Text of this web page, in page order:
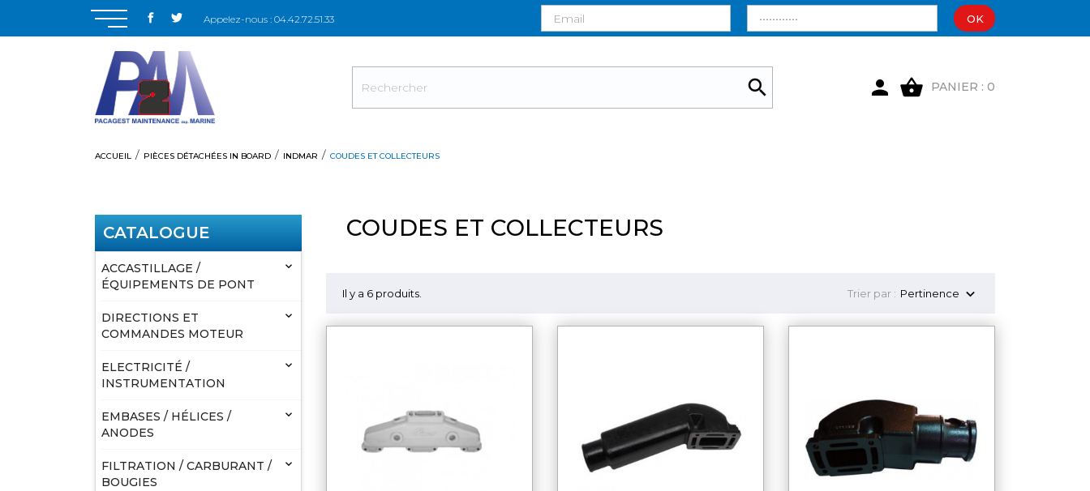
Appelez-nous : 04.42.72.51.33 OK
  shopping_basket PANIER : 0
ACCUEIL PIÈCES DÉTACHÉES IN BOARD INDMAR COUDES ET COLLECTEURS
CATALOGUE
ACCASTILLAGE /
ÉQUIPEMENTS DE PONT

DIRECTIONS ET
COMMANDES MOTEUR

ELECTRICITÉ /
INSTRUMENTATION

EMBASES / HÉLICES /
ANODES

FILTRATION / CARBURANT /
BOUGIES

COUDES ET COLLECTEURS
Il y a 6 produits. Trier par : Pertinence 